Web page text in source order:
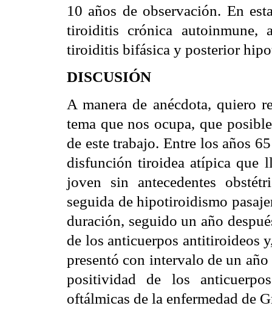
10 años de observación. En
tiroiditis crónica autoinmune,
tiroiditis bifásica y posterior
DISCUSIÓN
A manera de anécdota, quiero
tema que nos ocupa, que
de este trabajo. Entre los años
disfunción tiroidea atípica
joven sin antecedentes
seguida de hipotiroidismo
duración, seguido un año
de los anticuerpos antitiroideos
presentó con intervalo de un
positividad de los
oftálmicas de la enfermedad de